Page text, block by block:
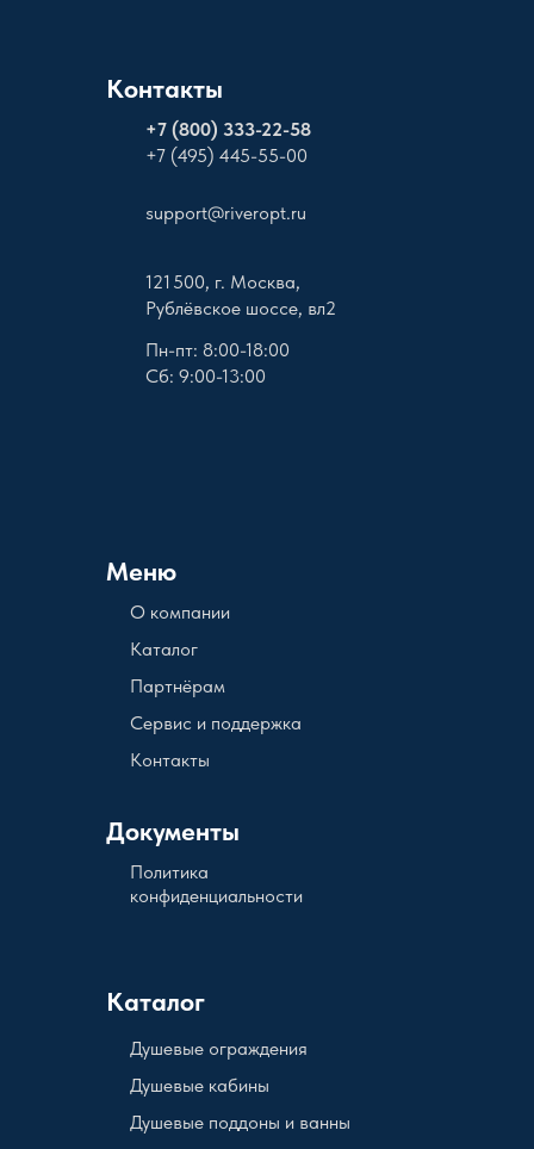
Контакты
+7 (800) 333-22-58
+7 (495) 445-55-00
support@riveropt.ru
Меню
121 500, г. Москва,
Рублёвское шоссе, вл2
О компании
Документы
Пн-пт: 8:00-18:00
Сб: 9:00-13:00
Каталог
Политика
конфиденциальности
Партнёрам
Сервис и поддержка
Контакты
Каталог
Душевые кабины
Душевые поддоны и ванны
Душевые ограждения